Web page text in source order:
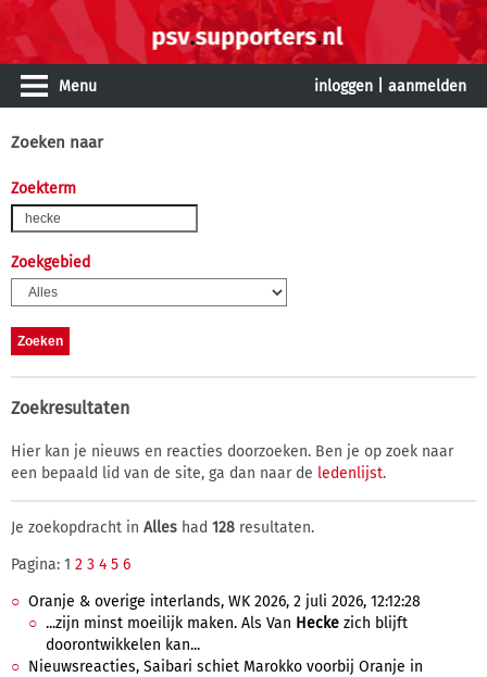
Menu inloggen aanmelden
Zoeken naar
Zoekterm
Zoekgebied
Zoekresultaten
Hier kan je nieuws en reacties doorzoeken. Ben je op zoek naar
een bepaald lid van de site, ga dan naar de ledenlijst.
Je zoekopdracht in Alles had 128 resultaten.
Pagina: 1 2 3 4 5 6
Oranje & overige interlands, WK 2026, 2 juli 2026, 12:12:28
...zijn minst moeilijk maken. Als Van Hecke zich blijft
doorontwikkelen kan...
Nieuwsreacties, Saibari schiet Marokko voorbij Oranje in